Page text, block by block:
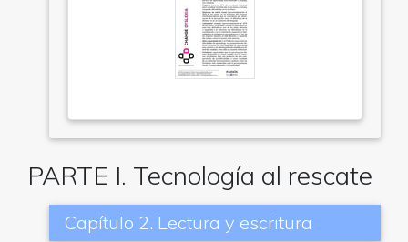
PARTE I. Tecnología al rescate
Capítulo 2. Lectura y escritura